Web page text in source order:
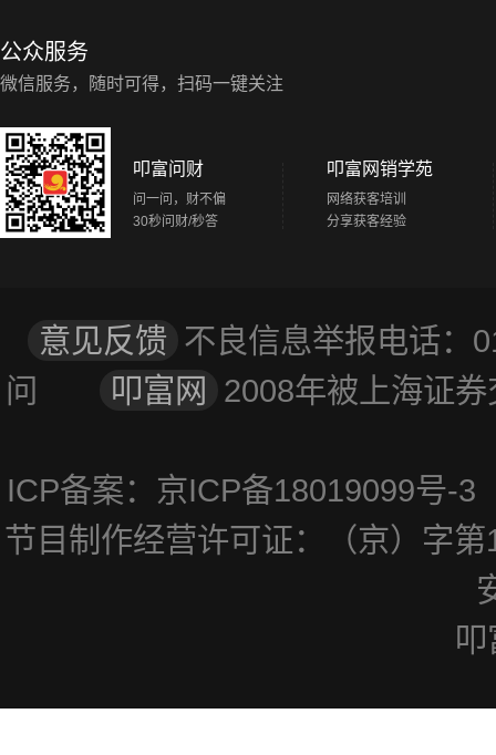
公众服务
微信服务，随时可得，扫码一键关注
叩富问财
问一问，财不偏
30秒问财/秒答
叩富网销学苑
网络获客培训
分享获客经验
意见反馈 不良信息举报电话
问
叩富网 2008年被上海证
ICP备案：京ICP备18019099
节目制作经营许可证：（京）